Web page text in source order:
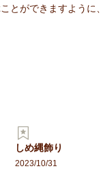
とができますように、
しめ縄飾り
2023/10/31